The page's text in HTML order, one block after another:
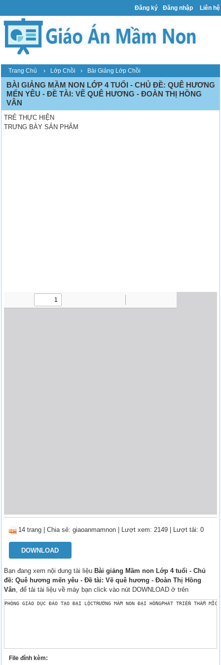
Đăng ký Đăng nhập Liên hệ
Trang Chủ › Lớp Chồi › Bài Giảng Lớp Chồi
BÀI GIẢNG MẦM NON LỚP 4 TUỔI - CHỦ ĐỀ: QUÊ HƯƠNG
MẾN YÊU - ĐỀ TÀI: VẼ QUÊ HƯƠNG - ĐOÀN THỊ HỒNG
VÂN
TRẺ THỰC HIỆN
TRƯNG BÀY SẢN PHẨM
14 trang |Chia sẻ:giaoanmamnon | Lượt xem: 2149 | Lượt tải: 0
DOWNLOAD
Bạn đang xem nội dung tài liệu Bài giảng Mầm non Lớp 4 tuổi - Chủ
đề: Quê hương mến yêu - Đề tài: Vẽ quê hương - Đoàn Thị Hồng
Vân, để tải tài liệu về máy bạn click vào nút DOWNLOAD ở trên
PHÒNG GIÁO DỤC ĐÀO TẠO ĐẠI LỘCTRƯỜNG MẦM NON ĐẠI HỒNGPHÁT TRIỂN
File đính kèm: